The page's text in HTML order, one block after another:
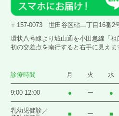
〒157-0073 世田谷区砧二丁目16番2
環状八号線より城山通を小田急線「
初の交差点を南行すると右手に見えま
診療時間 月 火 水
9:00-12:00 ● ー ●
乳幼児健診／
■ ー ■